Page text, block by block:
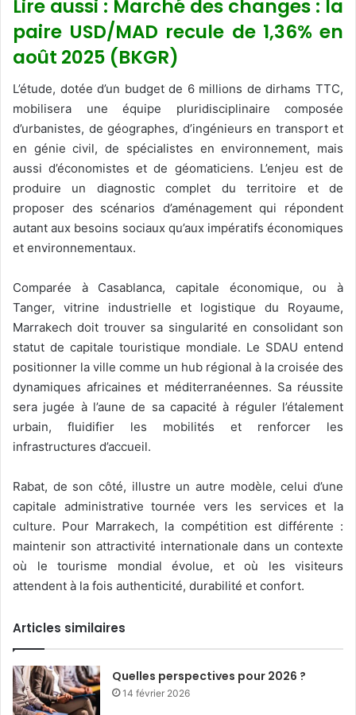
Lire aussi : Marché des changes : la
paire USD/MAD recule de 1,36% en
août 2025 (BKGR)
L’étude, dotée d’un budget de 6 millions de dirhams TTC,
mobilisera une équipe pluridisciplinaire composée
d’urbanistes, de géographes, d’ingénieurs en transport et
en génie civil, de spécialistes en environnement, mais
aussi d’économistes et de géomaticiens. L’enjeu est de
produire un diagnostic complet du territoire et de
proposer des scénarios d’aménagement qui répondent
autant aux besoins sociaux qu’aux impératifs économiques
et environnementaux.
Comparée à Casablanca, capitale économique, ou à
Tanger, vitrine industrielle et logistique du Royaume,
Marrakech doit trouver sa singularité en consolidant son
statut de capitale touristique mondiale. Le SDAU entend
positionner la ville comme un hub régional à la croisée des
dynamiques africaines et méditerranéennes. Sa réussite
sera jugée à l’aune de sa capacité à réguler l’étalement
urbain, fluidifier les mobilités et renforcer les
infrastructures d’accueil.
Rabat, de son côté, illustre un autre modèle, celui d’une
capitale administrative tournée vers les services et la
culture. Pour Marrakech, la compétition est différente :
maintenir son attractivité internationale dans un contexte
où le tourisme mondial évolue, et où les visiteurs
attendent à la fois authenticité, durabilité et confort.
Articles similaires
Quelles perspectives pour 2026 ?
14 février 2026